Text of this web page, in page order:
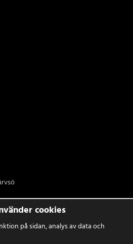
cookies
på sidan, analys av data och